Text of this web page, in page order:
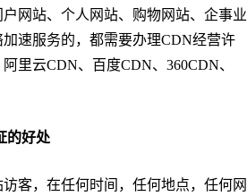
站、个人网站、购物网站、企事业
速服务的，都需要办理CDN经营许
里云CDN、百度CDN、360CDN、
好处
，在任何时间，任何地点，任何网